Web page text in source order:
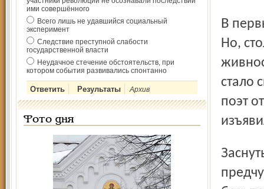
ими совершённого
Всего лишь не удавшийся социальный
эксперимент
Следствие преступной слабости
государственной власти
Неудачное стечение обстоятельств, при
котором события развивались спонтанно
Архив
Фото дня
В первый же день сочинитель ушёл искать музу к пруду.
Но,
стало
поэт
Заснуть никак не удавалось: пугало какое-то смутное